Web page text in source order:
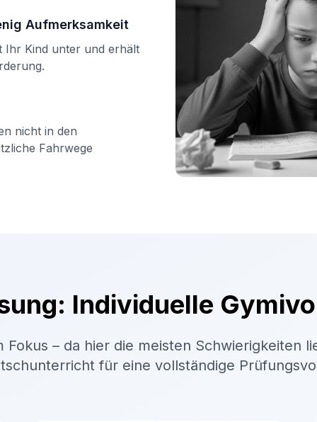
Aufmerksamkeit
Ihr Kind unter und erhält
nicht in den
Fahrwege
Individuelle
Fokus – da hier die meisten Schwierigkeiten
für eine vollständige